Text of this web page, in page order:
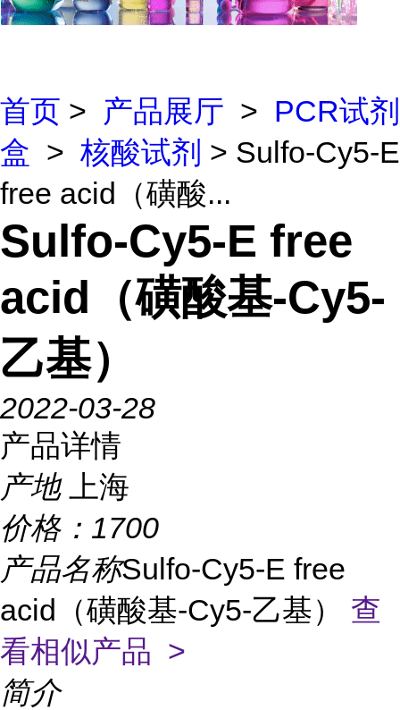
首页 > 产品展厅 > PCR试剂
盒 > 核酸试剂 > Sulfo-Cy5-E
free acid（磺酸...
Sulfo-Cy5-E free
acid（磺酸基-Cy5-
乙基）
2022-03-28
产品详情
产地
上海
价格： 1700
产品名称Sulfo-Cy5-E free
acid（磺酸基-Cy5-乙基） 查
看相似产品 >
简介